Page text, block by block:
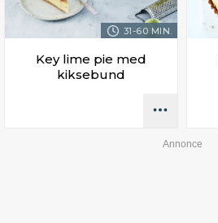
31-60 MIN.
Key lime pie med
kiksebund